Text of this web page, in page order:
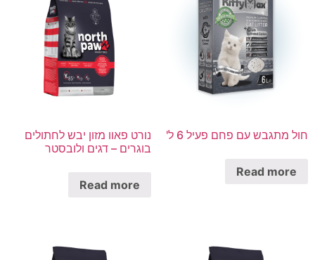
חול מתגבש עם פחם פעיל 6 ל'
Read more
נורט פאוו מזון יבש לחתולים
בוגרים – דגים ולובסטר
Read more